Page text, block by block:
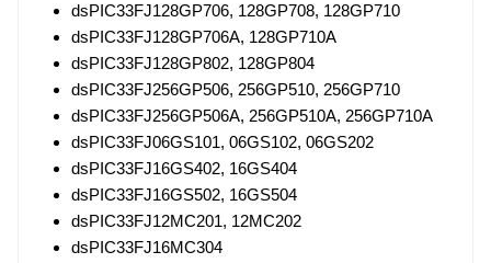
dsPIC33FJ128GP706, 128GP708, 128GP710
dsPIC33FJ128GP706A, 128GP710A
dsPIC33FJ128GP802, 128GP804
dsPIC33FJ256GP506, 256GP510, 256GP710
dsPIC33FJ256GP506A, 256GP510A, 256GP710A
dsPIC33FJ06GS101, 06GS102, 06GS202
dsPIC33FJ16GS402, 16GS404
dsPIC33FJ16GS502, 16GS504
dsPIC33FJ12MC201, 12MC202
dsPIC33FJ16MC304